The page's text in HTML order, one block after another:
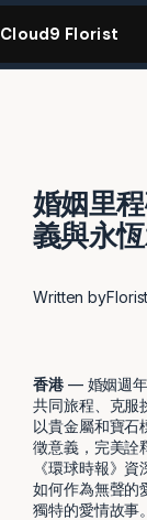
Skip
to
Cloud9 Florist
婚姻里
義與永
Written by
香港— 婚姻週年
共同旅程、克服
以貴金屬和寶石
徵意義，完美詮
《環球時報》
如何作為無聲的
獨特的愛情故事。